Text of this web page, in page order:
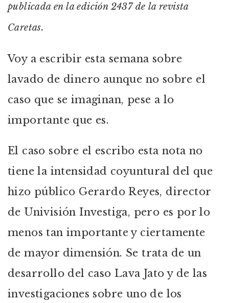
publicada en la edición 2437 de la revista
Caretas.
Voy a escribir esta semana sobre
lavado de dinero aunque no sobre el
caso que se imaginan, pese a lo
importante que es.
El caso sobre el escribo esta nota no
tiene la intensidad coyuntural del que
hizo público Gerardo Reyes, director
de Univisión Investiga, pero es por lo
menos tan importante y ciertamente
de mayor dimensión. Se trata de un
desarrollo del caso Lava Jato y de las
investigaciones sobre uno de los